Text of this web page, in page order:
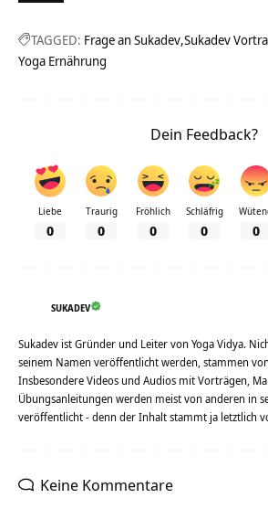
TAGGED: Frage an Sukadev Sukadev
Yoga Ernährung
Dein Feedback?
Liebe
0
Traurig
0
Fröhlich
0
Schläfrig
0 0
SUKADEV
Sukadev ist Gründer und Leiter von Yoga Vidya.
seinem Namen veröffentlicht werden, stammen
Insbesondere Videos und Audios mit Vorträgen,
Übungsanleitungen werden meist von anderen in
veröffentlicht - denn der Inhalt stammt ja letztlich
Keine Kommentare